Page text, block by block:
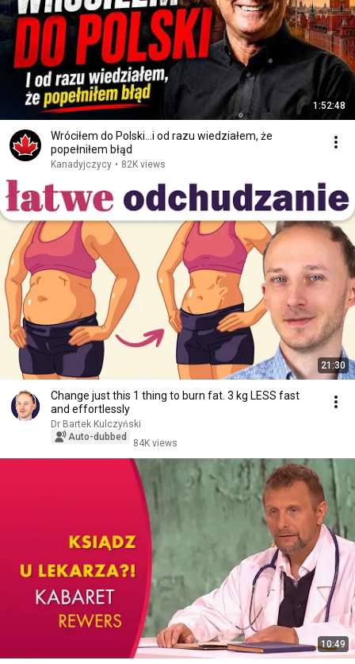
1:52:48
Wróciłem do Polski...i od razu wiedziałem, że
popełniłem błąd
Kanadyjczycy • 82K views
21:30
Change just this 1 thing to burn fat. 3 kg LESS fast
and effortlessly
Dr Bartek Kulczyński
Auto-dubbed
84K views
10:49